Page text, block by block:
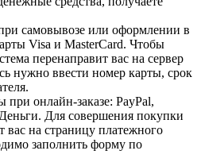
самовывозе или оформлении в
Visa и MasterCard. Чтобы
перенаправит вас на сервер
нужно ввести номер карты, срок
онлайн-заказе: PayPal,
Для совершения покупки
вас на страницу платежного
заполнить форму по